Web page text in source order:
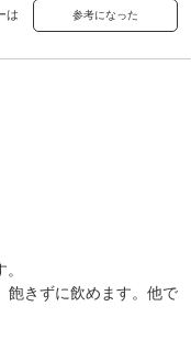
は 参考になった
飽きずに飲めます。他で